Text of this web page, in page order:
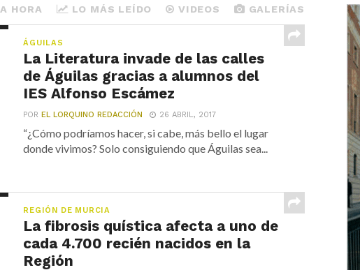
HORA LO MÁS LEÍDO VIDEOS GALERÍAS
ÁGUILAS
La Literatura invade de las calles
de Águilas gracias a alumnos del
IES Alfonso Escámez
POR EL LORQUINO REDACCIÓN 26 ABRIL, 2017
“¿Cómo podríamos hacer, si cabe, más bello el lugar
donde vivimos? Solo consiguiendo que Águilas sea...
REGIÓN DE MURCIA
La fibrosis quística afecta a uno de
cada 4.700 recién nacidos en la
Región